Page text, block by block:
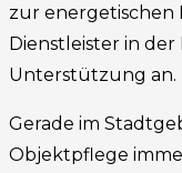
zur energetischen
Dienstleister in
Unterstützung an.
Gerade im
Objektpflege